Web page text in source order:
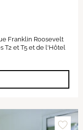
Franklin Roosevelt
T2 et T5 et de l'Hôtel